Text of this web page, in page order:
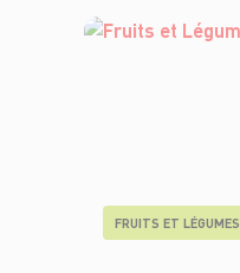
FRUITS ET LÉGUMES